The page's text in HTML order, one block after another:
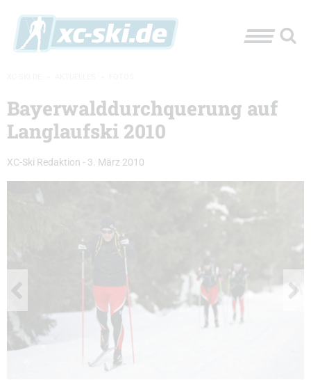
Bayerwalddurchquerung auf
Langlaufski 2010
XC-Ski Redaktion - 3. März 2010